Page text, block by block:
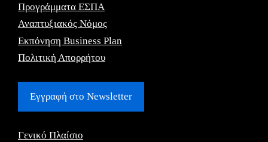
Προγράμματα ΕΣΠΑ
Αναπτυξιακός Νόμος
Εκπόνηση Business Plan
Πολιτική Απορρήτου
Εγγραφή στο Newsletter
Γενικό Πλαίσιο